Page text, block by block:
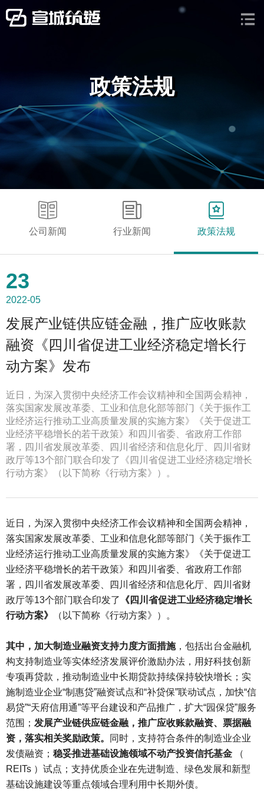
政策法规
公司新闻 行业新闻 政策法规
23
2022-05
发展产业链供应链金融，推广应收账款
融资《四川省促进工业经济稳定增长行
动方案》发布
近日，为深入贯彻中央经济工作会议精神和全国两会精神，
落实国家发展改革委、工业和信息化部等部门《关于振作工
业经济运行推动工业高质量发展的实施方案》《关于促进工
业经济平稳增长的若干政策》和四川省委、省政府工作部
署，四川省发展改革委、四川省经济和信息化厅、四川省财
政厅等13个部门联合印发了《四川省促进工业经济稳定增长
行动方案》（以下简称《行动方案》）。
近日，为深入贯彻中央经济工作会议精神和全国两会精神，
落实国家发展改革委、工业和信息化部等部门《关于振作工
业经济运行推动工业高质量发展的实施方案》《关于促进工
业经济平稳增长的若干政策》和四川省委、省政府工作部
署，四川省发展改革委、四川省经济和信息化厅、四川省财
政厅等13个部门联合印发了
《四川省促进工业经济稳定增长
行动方案》
（以下简称《行动方案》）。
其中，加大制造业融资支持力度方面措施，包括出台金融机
构支持制造业等实体经济发展评价激励办法，用好科技创新
专项再贷款，推动制造业中长期贷款持续保持较快增长；实
施制造业企业“制惠贷”融资试点和“补贷保”联动试点，加快“信
易贷”“天府信用通”等平台建设和产品推广，扩大“园保贷”服务
范围； 发展产业链供应链金融，推广应收账款融资、票据融
资，落实相关奖励政策。
同时，支持符合条件的制造业企业
发债融资； 稳妥推进基础设施领域不动产投资信托基金
（
REITs ）试点；支持优质企业在先进制造、绿色发展和新型
基础设施建设等重点领域合理利用中长期外债。